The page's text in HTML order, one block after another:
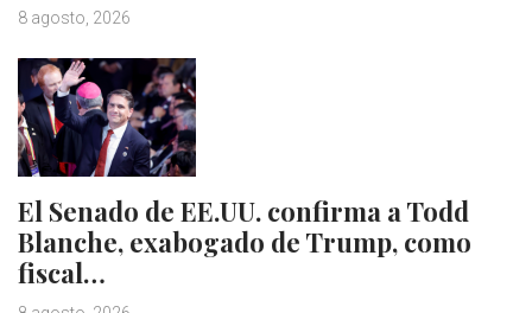
8 agosto, 2026
El Senado de EE.UU. confirma a Todd
Blanche, exabogado de Trump, como
fiscal…